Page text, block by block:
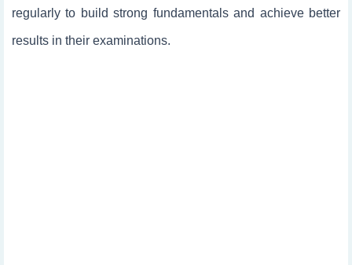
regularly to build strong fundamentals and achieve better
results in their examinations.